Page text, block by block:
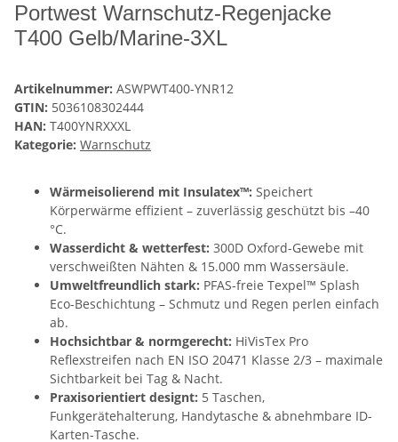
Portwest Warnschutz-Regenjacke
T400 Gelb/Marine-3XL
Artikelnummer: ASWPWT400-YNR12
GTIN: 5036108302444
HAN: T400YNRXXXL
Kategorie: Warnschutz
Wärmeisolierend mit Insulatex™: Speichert
Körperwärme effizient – zuverlässig geschützt bis –40
°C.
Wasserdicht & wetterfest: 300D Oxford-Gewebe mit
verschweißten Nähten & 15.000 mm Wassersäule.
Umweltfreundlich stark: PFAS-freie Texpel™ Splash
Eco-Beschichtung – Schmutz und Regen perlen einfach
ab.
Hochsichtbar & normgerecht: HiVisTex Pro
Reflexstreifen nach EN ISO 20471 Klasse 2/3 – maximale
Sichtbarkeit bei Tag & Nacht.
Praxisorientiert designt: 5 Taschen,
Funkgerätehalterung, Handytasche & abnehmbare ID-
Karten-Tasche.